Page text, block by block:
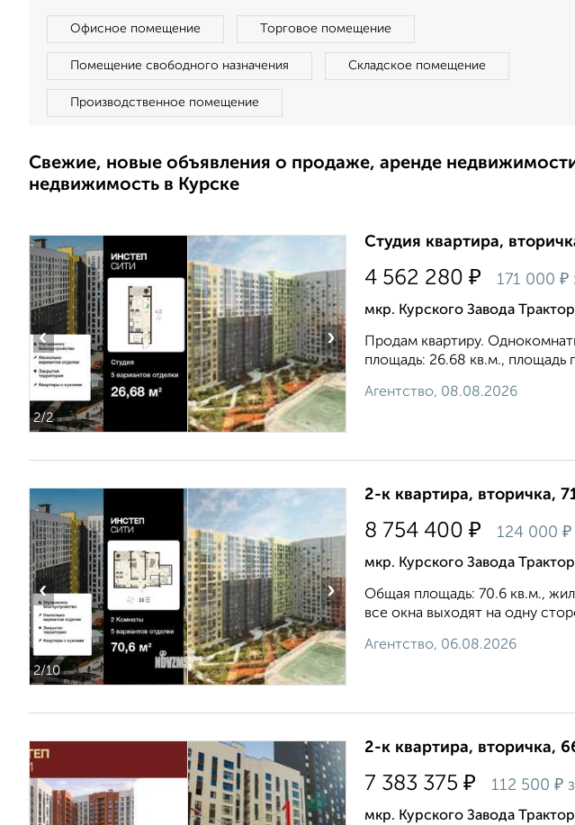
Офисное помещение Торговое помещение
Помещение свободного назначения Складское помещение
Производственное помещение
Свежие, новые объявления о продаже, аренде
недвижимость в Курске
2/2
‹ ›
Студия квартира,
4 562 280 ₽ 171 000 ₽
мкр. Курского Завода
Продам квартиру.
площадь: 26.68 кв.м., площадь
Агентство, 08.08.2026
2/10
‹ ›
2-к квартира, вторичка,
8 754 400 ₽ 124 000 ₽
мкр. Курского Завода
Общая площадь: 70.6 кв.м.,
все окна выходят на одну
Агентство, 06.08.2026
2-к квартира, вторичка,
7 383 375 ₽ 112 500 ₽
мкр. Курского Завода